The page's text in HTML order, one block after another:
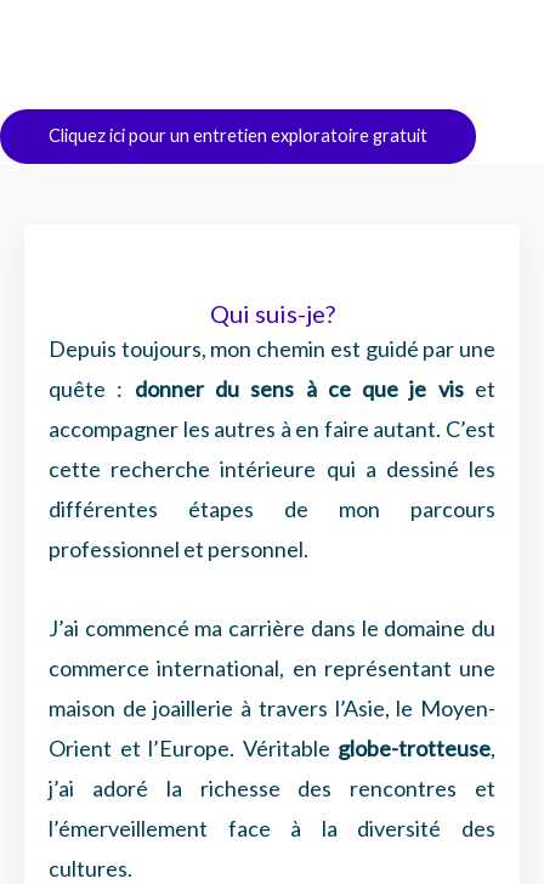
Cliquez ici pour un entretien exploratoire gratuit
Qui suis-je?
Depuis toujours, mon chemin est guidé par une
quête : donner du sens à ce que je viset
accompagner les autres à en faire autant. C’est
cette recherche intérieure qui a dessiné les
différentes étapes de mon parcours
professionnel et personnel.
J’ai commencé ma carrière dans le domaine du
commerce international, en représentant une
maison de joaillerie à travers l’Asie, le Moyen-
Orient et l’Europe. Véritable globe-trotteuse,
j’ai adoré la richesse des rencontres et
l’émerveillement face à la diversité des
cultures.